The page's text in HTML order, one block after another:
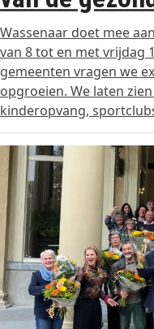
Wassenaar doet mee
van 8 tot en met vrijdag
gemeenten vragen we
opgroeien. We laten
kinderopvang,